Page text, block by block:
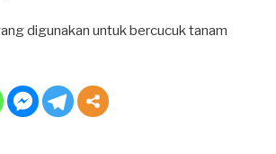
digunakan untuk bercucuk tanam